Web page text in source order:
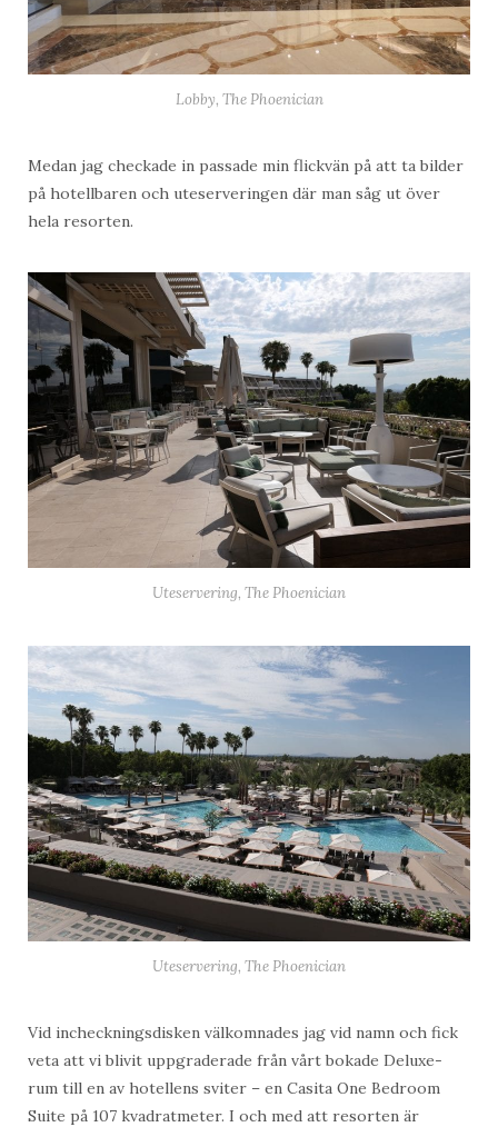
Lobby, The Phoenician
Medan jag checkade in passade min flickvän på att ta bilder
på hotellbaren och uteserveringen där man såg ut över
hela resorten.
Uteservering, The Phoenician
Uteservering, The Phoenician
Vid incheckningsdisken välkomnades jag vid namn och fick
veta att vi blivit uppgraderade från vårt bokade Deluxe-
rum till en av hotellens sviter – en Casita One Bedroom
Suite på 107 kvadratmeter. I och med att resorten är